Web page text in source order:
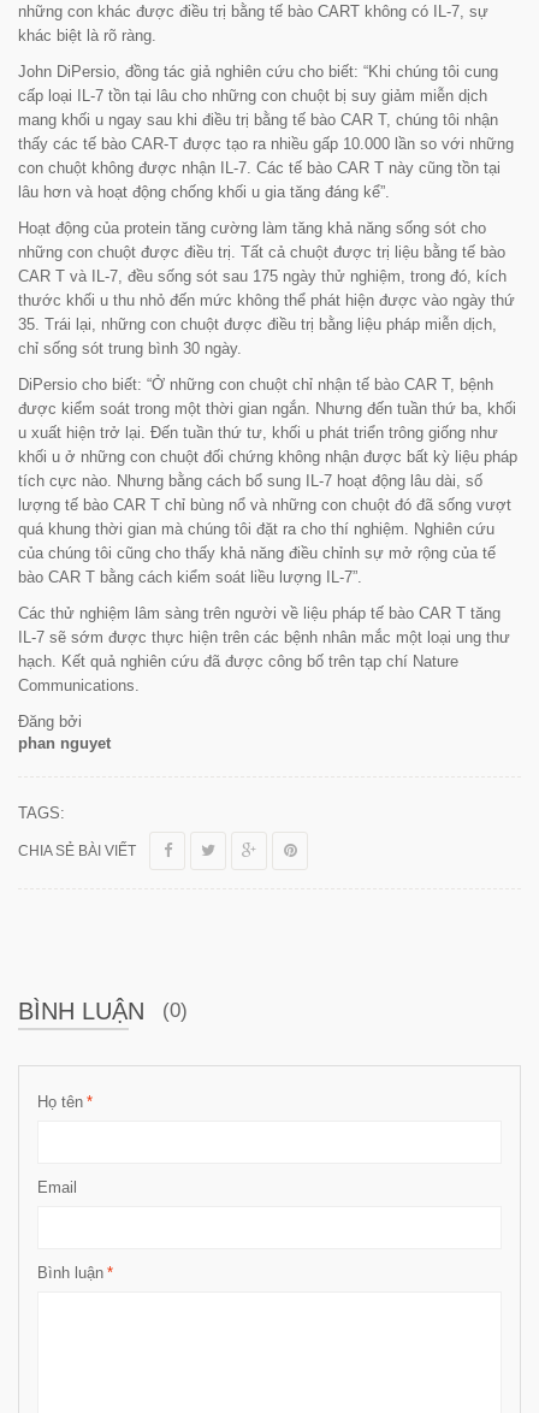
những con khác được điều trị bằng tế bào CART không có IL-7, sự
khác biệt là rõ ràng.
John DiPersio, đồng tác giả nghiên cứu cho biết: “Khi chúng tôi cung
cấp loại IL-7 tồn tại lâu cho những con chuột bị suy giảm miễn dịch
mang khối u ngay sau khi điều trị bằng tế bào CAR T, chúng tôi nhận
thấy các tế bào CAR-T được tạo ra nhiều gấp 10.000 lần so với những
con chuột không được nhận IL-7. Các tế bào CAR T này cũng tồn tại
lâu hơn và hoạt động chống khối u gia tăng đáng kể”.
Hoạt động của protein tăng cường làm tăng khả năng sống sót cho
những con chuột được điều trị. Tất cả chuột được trị liệu bằng tế bào
CAR T và IL-7, đều sống sót sau 175 ngày thử nghiệm, trong đó, kích
thước khối u thu nhỏ đến mức không thể phát hiện được vào ngày thứ
35. Trái lại, những con chuột được điều trị bằng liệu pháp miễn dịch,
chỉ sống sót trung bình 30 ngày.
DiPersio cho biết: “Ở những con chuột chỉ nhận tế bào CAR T, bệnh
được kiểm soát trong một thời gian ngắn. Nhưng đến tuần thứ ba, khối
u xuất hiện trở lại. Đến tuần thứ tư, khối u phát triển trông giống như
khối u ở những con chuột đối chứng không nhận được bất kỳ liệu pháp
tích cực nào. Nhưng bằng cách bổ sung IL-7 hoạt động lâu dài, số
lượng tế bào CAR T chỉ bùng nổ và những con chuột đó đã sống vượt
quá khung thời gian mà chúng tôi đặt ra cho thí nghiệm. Nghiên cứu
của chúng tôi cũng cho thấy khả năng điều chỉnh sự mở rộng của tế
bào CAR T bằng cách kiểm soát liều lượng IL-7”.
Các thử nghiệm lâm sàng trên người về liệu pháp tế bào CAR T tăng
IL-7 sẽ sớm được thực hiện trên các bệnh nhân mắc một loại ung thư
hạch. Kết quả nghiên cứu đã được công bố trên tạp chí Nature
Communications.
Đăng bởi
phan nguyet
TAGS:
CHIA SẺ BÀI VIẾT
BÌNH LUẬN (0)
*
Họ tên
Email
*
Bình luận